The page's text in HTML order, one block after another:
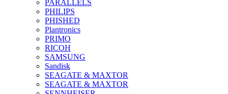
PARALLELS
PHILIPS
PHISHED
Plantronics
PRIMO
RICOH
SAMSUNG
Sandisk
SEAGATE & MAXTOR
SEAGATE & MAXTOR